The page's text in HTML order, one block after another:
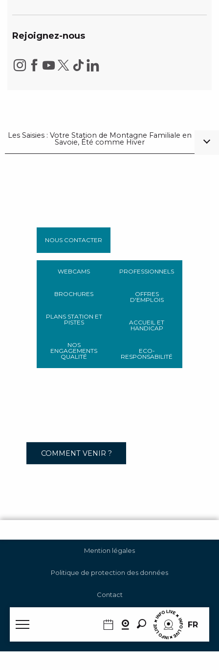
Recherche FR
Rejoignez-nous
Les Saisies : Votre Station de Montagne Familiale en
Savoie, Été comme Hiver
NOUS CONTACTER
WEBCAMS
BROCHURES
PLANS STATION ET
PISTES
NOS
ENGAGEMENTS
QUALITÉ
PROFESSIONNELS
OFFRES
D'EMPLOIS
ACCUEIL ET
HANDICAP
ECO-
RESPONSABILITÉ
COMMENT VENIR ?
Mention légales
Politique de protection des données
Contact